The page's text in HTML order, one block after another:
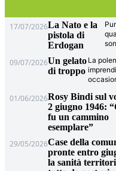
17/07/2026La Nato e la
pistola di
Erdogan
09/07/2026Un gelato
di troppo
La
01/06/2026Rosy Bindi sul
2 giugno 1946:
fu un cammino
esemplare”
29/05/2026Case della
pronte entro
la sanità